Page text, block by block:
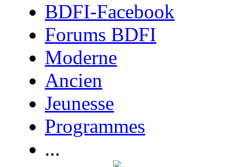
BDFI-Facebook
Forums BDFI
Moderne
Ancien
Jeunesse
Programmes
...